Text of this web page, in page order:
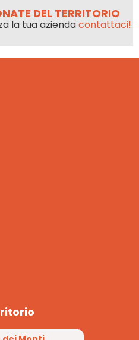
DEL TERRITORIO
la tua aziendacontattaci!